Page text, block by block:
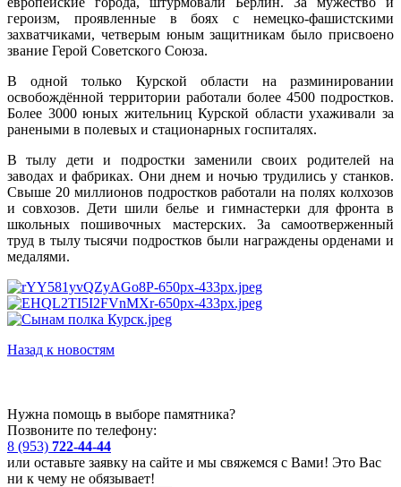
героизм, проявленные в боях с немецко-фашистскими
захватчиками, четверым юным защитникам было присвоено
звание Герой Советского Союза.
В одной только Курской области на разминировании
освобождённой территории работали более 4500 подростков.
Более 3000 юных жительниц Курской области ухаживали за
ранеными в полевых и стационарных госпиталях.
В тылу дети и подростки заменили своих родителей на
заводах и фабриках. Они днем и ночью трудились у станков.
Свыше 20 миллионов подростков работали на полях колхозов
и совхозов. Дети шили белье и гимнастерки для фронта в
школьных пошивочных мастерских. За самоотверженный
труд в тылу тысячи подростков были награждены орденами и
медалями.
Назад к новостям
Нужна помощь в выборе памятника?
Позвоните по телефону:
8 (953) 722-44-44
или оставьте заявку на сайте и мы свяжемся с Вами! Это Вас
ни к чему не обязывает!